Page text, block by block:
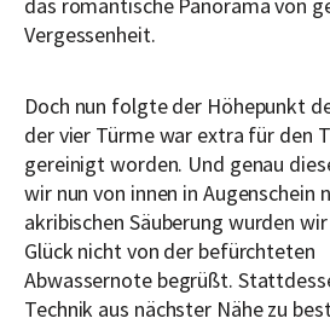
Vergessenheit.
Doch nun folgte der Höhepunkt
der vier Türme war extra für den
gereinigt worden. Und genau
wir nun von innen in Augenschein
akribischen Säuberung wurden
Glück nicht von der befürchteten
Abwassernote begrüßt.
Technik aus nächster Nähe zu